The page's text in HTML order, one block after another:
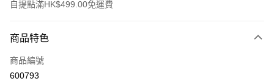
自提點滿HK$499.00免運費
信用卡
Apple Pay
商品特色
商品編號
600793